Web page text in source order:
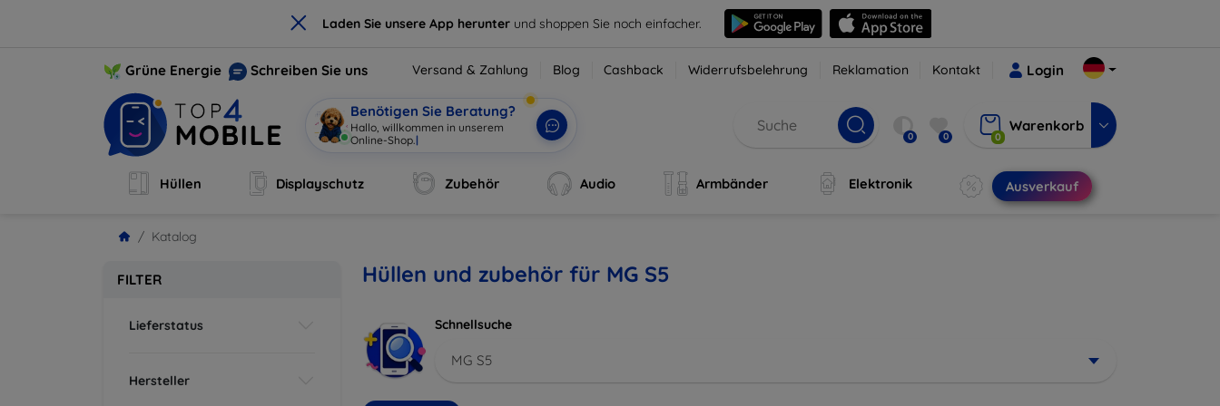
× Laden Sie unsere App herunter und shoppen Sie noch einfacher.
Grüne Energie Schreiben Sie uns Versand & Zahlung Blog Cashback Widerrufsbelehrung Reklamation Kontakt Login
Benötigen Sie Beratung?
Hallo, willkommen in unserem
Online-Shop. | 0 0 0
Warenkorb
Hüllen Displayschutz Zubehör Audio Armbänder Elektronik Ausverkauf
Katalog
FILTER
Lieferstatus
Hersteller
Hüllen und zubehör für MG S5
Schnellsuche
MG S5